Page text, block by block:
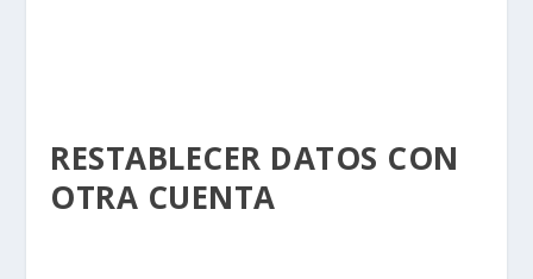
RESTABLECER DATOS CON
OTRA CUENTA